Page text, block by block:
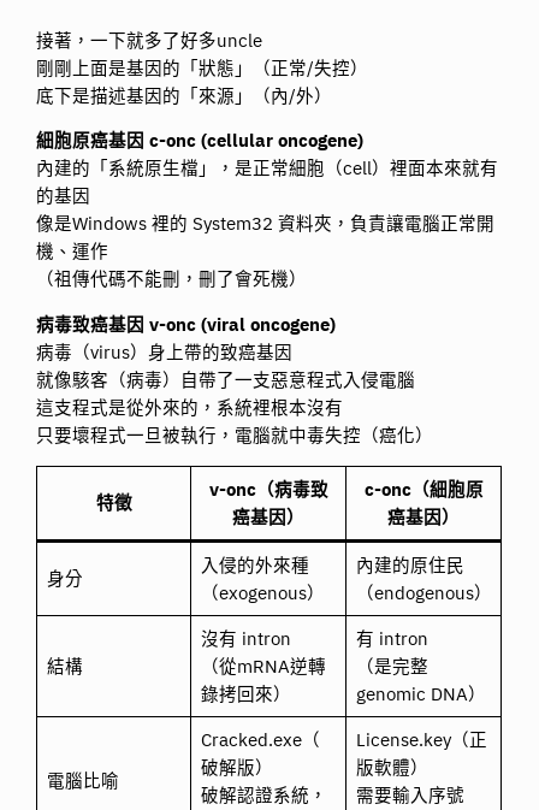
接著，一下就多了好多uncle
剛剛上面是基因的「狀態」（正常/失控）
底下是描述基因的「來源」（內/外）
細胞原癌基因 c-onc (cellular oncogene)
內建的「系統原生檔」，是正常細胞（cell）裡面本來就有
的基因
像是Windows 裡的 System32 資料夾，負責讓電腦正常開
機、運作
（祖傳代碼不能刪，刪了會死機）
病毒致癌基因 v-onc (viral oncogene)
病毒（virus）身上帶的致癌基因
就像駭客（病毒）自帶了一支惡意程式入侵電腦
這支程式是從外來的，系統裡根本沒有
只要壞程式一旦被執行，電腦就中毒失控（癌化）
特徵
v-onc（病毒致
癌基因）
c-onc（細胞原
癌基因）
身分
入侵的外來種
（exogenous）
內建的原住民
（endogenous）
結構
沒有 intron
（從mRNA逆轉
錄拷回來）
有 intron
（是完整
genomic DNA）
電腦比喻
Cracked.exe（
破解版）
破解認證系統，
License.key（正
版軟體）
需要輸入序號